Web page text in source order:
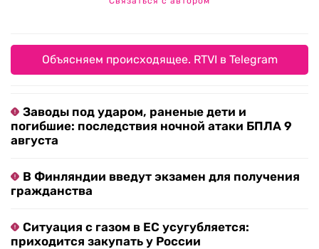
Объясняем происходящее. RTVI в Telegram
Заводы под ударом, раненые дети и
погибшие: последствия ночной атаки БПЛА 9
августа
В Финляндии введут экзамен для получения
гражданства
Ситуация с газом в ЕС усугубляется:
приходится закупать у России